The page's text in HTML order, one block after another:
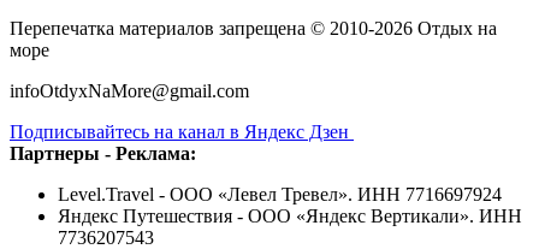
Перепечатка материалов запрещена © 2010-2026 Отдых на
море
infoOtdyxNaMore@gmail.com
Подписывайтесь на канал в Яндекс Дзен
Партнеры - Реклама:
Level.Travel - ООО «Левел Тревел». ИНН 7716697924
Яндекс Путешествия - ООО «Яндекс Вертикали». ИНН
7736207543